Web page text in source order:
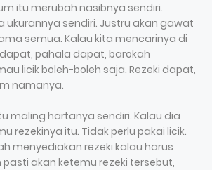
itu merubah nasibnya sendiri.
ukurannya sendiri. Justru akan gawat
semua. Kalau kita mencarinya di
dapat, pahala dapat, barokah
licik boleh-boleh saja. Rezeki dapat,
namanya.
maling hartanya sendiri. Kalau dia
rezekinya itu. Tidak perlu pakai licik.
menyediakan rezeki kalau harus
pasti akan ketemu rezeki tersebut,